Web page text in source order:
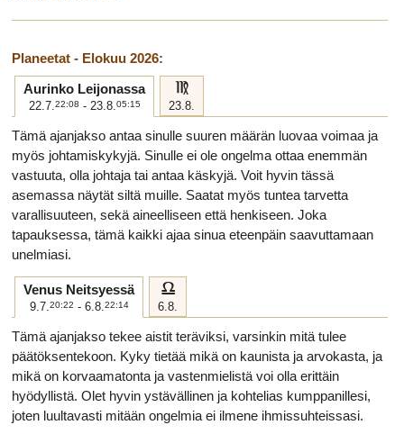
Planeetat - Elokuu 2026:
Aurinko Leijonassa
22.7.22:08 - 23.8.05:15
f
23.8.
Tämä ajanjakso antaa sinulle suuren määrän luovaa voimaa ja
myös johtamiskykyjä. Sinulle ei ole ongelma ottaa enemmän
vastuuta, olla johtaja tai antaa käskyjä. Voit hyvin tässä
asemassa näytät siltä muille. Saatat myös tuntea tarvetta
varallisuuteen, sekä aineelliseen että henkiseen. Joka
tapauksessa, tämä kaikki ajaa sinua eteenpäin saavuttamaan
unelmiasi.
Venus Neitsyessä
9.7.20:22 - 6.8.22:14
g
6.8.
Tämä ajanjakso tekee aistit teräviksi, varsinkin mitä tulee
päätöksentekoon. Kyky tietää mikä on kaunista ja arvokasta, ja
mikä on korvaamatonta ja vastenmielistä voi olla erittäin
hyödyllistä. Olet hyvin ystävällinen ja kohtelias kumppanillesi,
joten luultavasti mitään ongelmia ei ilmene ihmissuhteissasi.